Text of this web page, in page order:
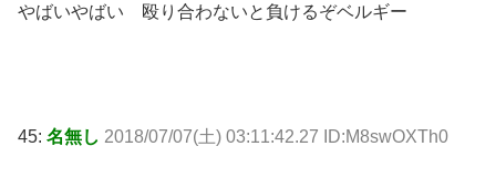
やばいやばい 殴り合わないと負けるぞベルギー
45: 名無し 2018/07/07(土) 03:11:42.27 ID:M8swOXTh0